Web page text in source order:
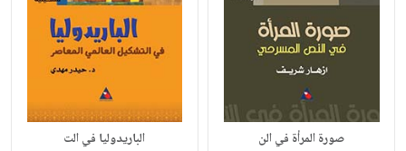
صورة المرأة في الن الباريدوليا في الت